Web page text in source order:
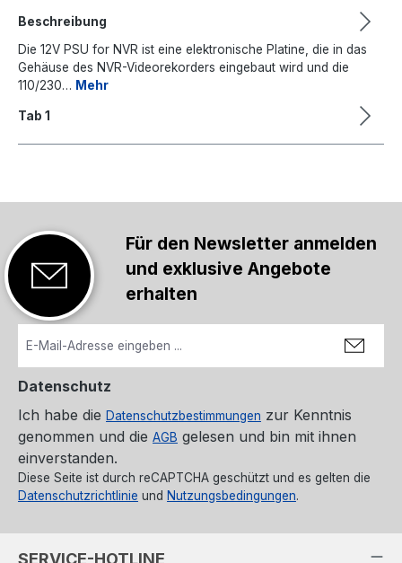
Beschreibung
Die 12V PSU for NVR ist eine elektronische Platine, die in das
Gehäuse des NVR-Videorekorders eingebaut wird und die
110/230… Mehr
Tab 1
Für den Newsletter anmelden
und exklusive Angebote
erhalten
Datenschutz
Ich habe die Datenschutzbestimmungen zur Kenntnis
genommen und die AGB gelesen und bin mit ihnen
einverstanden.
Diese Seite ist durch reCAPTCHA geschützt und es gelten die
Datenschutzrichtlinie und Nutzungsbedingungen.